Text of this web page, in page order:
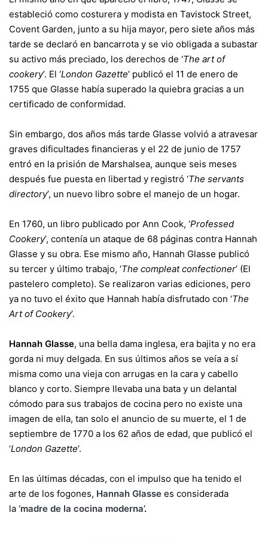
estableció como costurera y modista en Tavistock Street,
Covent Garden, junto a su hija mayor, pero siete años más
tarde se declaró en bancarrota y se vio obligada a subastar
su activo más preciado, los derechos de ‘The art of
cookery’. El ‘London Gazette’ publicó el 11 de enero de
1755 que Glasse había superado la quiebra gracias a un
certificado de conformidad.
Sin embargo, dos años más tarde Glasse volvió a atravesar
graves dificultades financieras y el 22 de junio de 1757
entró en la prisión de Marshalsea, aunque seis meses
después fue puesta en libertad y registró ‘The servants
directory’, un nuevo libro sobre el manejo de un hogar.
En 1760, un libro publicado por Ann Cook, ‘Professed
Cookery’, contenía un ataque de 68 páginas contra Hannah
Glasse y su obra. Ese mismo año, Hannah Glasse publicó
su tercer y último trabajo, ‘The compleat confectioner’ (El
pastelero completo). Se realizaron varias ediciones, pero
ya no tuvo el éxito que Hannah había disfrutado con ‘The
Art of Cookery’.
Hannah Glasse, una bella dama inglesa, era bajita y no era
gorda ni muy delgada. En sus últimos años se veía a sí
misma como una vieja con arrugas en la cara y cabello
blanco y corto. Siempre llevaba una bata y un delantal
cómodo para sus trabajos de cocina pero no existe una
imagen de ella, tan solo el anuncio de su muerte, el 1 de
septiembre de 1770 a los 62 años de edad, que publicó el
‘London Gazette’.
En las últimas décadas, con el impulso que ha tenido el
arte de los fogones, Hannah Glasse es considerada
la ‘madre de la cocina moderna’.